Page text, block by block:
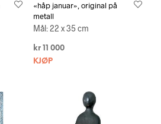
«håp januar», original på
metall
Mål: 22 x 35 cm
kr11 000
KJØP